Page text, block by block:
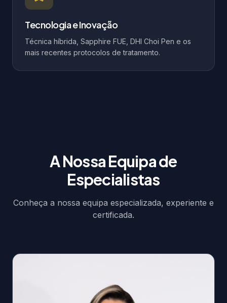
Tecnologia e Inovação
Técnica híbrida, Sapphire FUE, DHI Choi Pen e os
mais recentes protocolos de tratamento.
A Nossa Equipa de
Especialistas
Conheça a nossa equipa especializada, experiente e
certificada.